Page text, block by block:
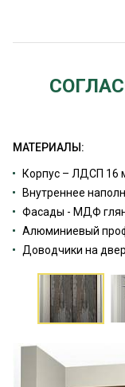
МАТЕРИАЛЫ:
Корпус – ЛДСП 16
Внутреннее
Фасады - МДФ
Алюминиевый
Доводчики на